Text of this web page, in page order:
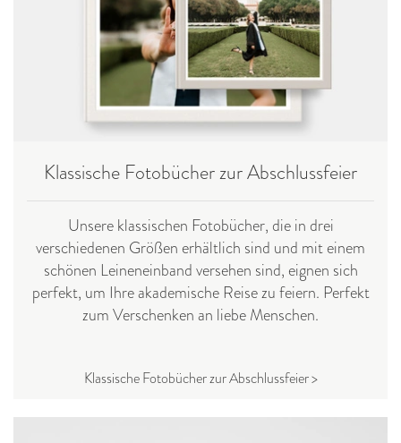
Klassische Fotobücher zur Abschlussfeier
Unsere klassischen Fotobücher, die in drei
verschiedenen Größen erhältlich sind und mit einem
schönen Leineneinband versehen sind, eignen sich
perfekt, um Ihre akademische Reise zu feiern. Perfekt
zum Verschenken an liebe Menschen.
Klassische Fotobücher zur Abschlussfeier >